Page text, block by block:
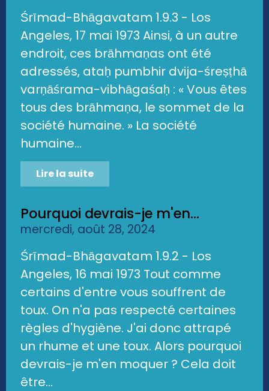
Śrīmad-Bhāgavatam 1.9.3 - Los
Angeles, 17 mai 1973 Ainsi, à un autre
endroit, ces brāhmaṇas ont été
adressés, ataḥ pumbhir dvija-śreṣṭhā
varṇāśrama-vibhāgaśaḥ : « Vous êtes
tous des brāhmaṇa, le sommet de la
société humaine. » La société
humaine...
Lire la suite
Pourquoi devrais-je m'en...
mercredi, août 28, 2024
Śrīmad-Bhāgavatam 1.9.2 - Los
Angeles, 16 mai 1973 Tout comme
certains d'entre vous souffrent de
toux. On n'a pas respecté certaines
règles d'hygiène. J'ai donc attrapé
un rhume et une toux. Alors pourquoi
devrais-je m'en moquer ? Cela doit
être...